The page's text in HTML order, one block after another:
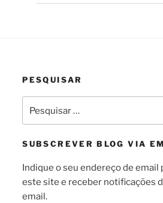
PESQUISAR
por:
SUBSCREVER BLOG VIA
Indique o seu endereço de
este site e receber notificações
email.